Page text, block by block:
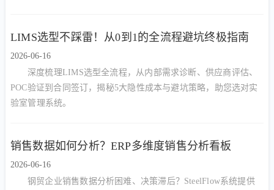
LIMS选型不踩雷！从0到1的全流程避坑终极指南
2026-06-16
深度梳理LIMS选型全流程，从内部需求诊断、供应商评估、
POC验证到合同签订，揭秘5大隐性成本与避坑策略，助您选对实
验室管理系统。
销售数据如何分析？ERP多维度销售分析看板
2026-06-16
钢贸企业销售数据分析困难、决策滞后？SteelFlow系统提供